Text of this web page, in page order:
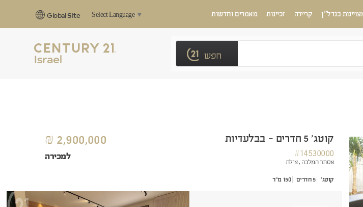
בנדל”ן קריירה זכיינות מאמרים וחדשות Select Language ▼
Global Site
חפש
קוטג' 5 חדרים - בבלעדיות
#14530000
אסתר המלכה ,אילת
קוטג' 5 חדרים 150 מ"ר
2,900,000 ₪
למכירה